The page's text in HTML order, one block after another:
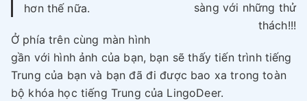
sàng với những thử
thách!!!
hơn thế nữa.
Ở phía trên cùng màn hình
gần với hình ảnh của bạn, bạn sẽ thấy tiến trình tiếng
Trung của bạn và bạn đã đi được bao xa trong toàn
bộ khóa học tiếng Trung của LingoDeer.